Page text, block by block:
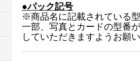
●パック記号
※商品名に記載されている
一部、写真とカードの型番
していただきますようお願